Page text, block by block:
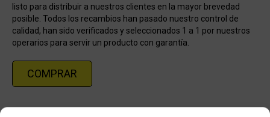
listo para distribuir a nuestros clientes en la mayor brevedad
posible. Todos los recambios han pasado nuestro control de
calidad, han sido verificados y seleccionados 1 a 1 por nuestros
operarios para servir un producto con garantía.
COMPRAR